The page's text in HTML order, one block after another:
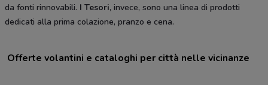
da fonti rinnovabili. I Tesori, invece, sono una linea di prodotti
dedicati alla prima colazione, pranzo e cena.
Offerte volantini e cataloghi per città nelle vicinanze